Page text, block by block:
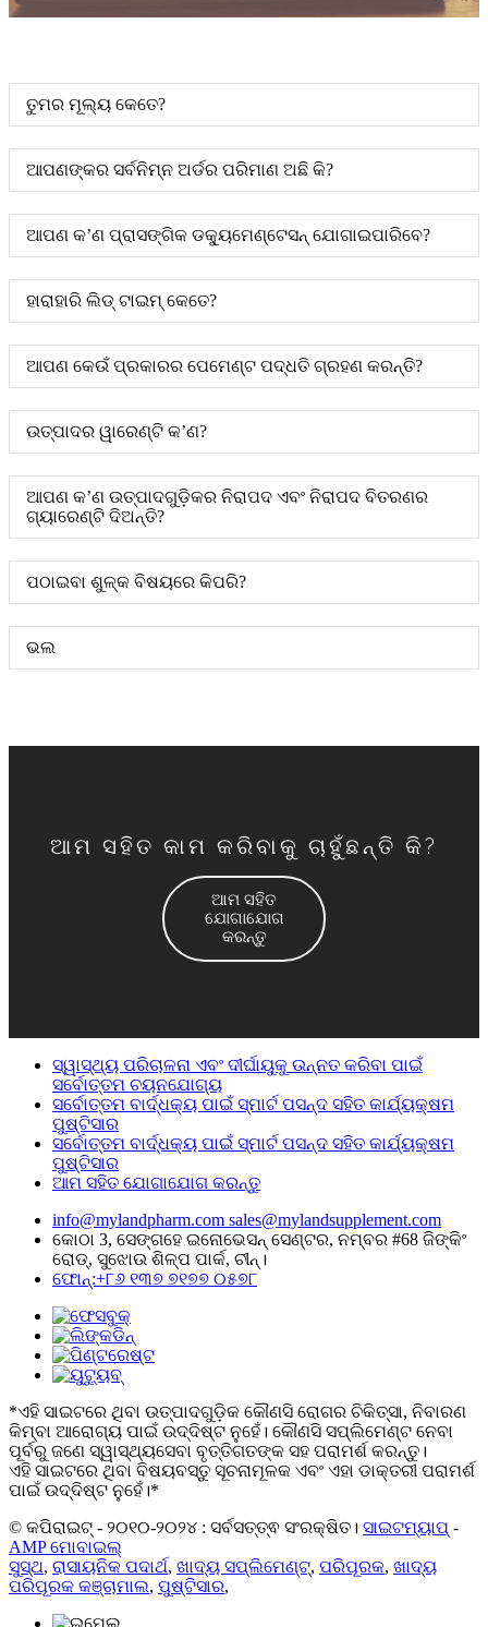
ତୁମର ମୂଲ୍ୟ କେତେ?
ଆପଣଙ୍କର ସର୍ବନିମ୍ନ ଅର୍ଡର ପରିମାଣ ଅଛି କି?
ଆପଣ କ’ଣ ପ୍ରାସଙ୍ଗିକ ଡକ୍ୟୁମେଣ୍ଟେସନ୍ ଯୋଗାଇପାରିବେ?
ହାରାହାରି ଲିଡ୍ ଟାଇମ୍ କେତେ?
ଆପଣ କେଉଁ ପ୍ରକାରର ପେମେଣ୍ଟ ପଦ୍ଧତି ଗ୍ରହଣ କରନ୍ତି?
ଉତ୍ପାଦର ୱାରେଣ୍ଟି କ’ଣ?
ଆପଣ କ’ଣ ଉତ୍ପାଦଗୁଡ଼ିକର ନିରାପଦ ଏବଂ ନିରାପଦ ବିତରଣର
ଗ୍ୟାରେଣ୍ଟି ଦିଅନ୍ତି?
ପଠାଇବା ଶୁଳ୍କ ବିଷୟରେ କିପରି?
ଭଲ
ଆମ ସହିତ କାମ କରିବାକୁ ଚାହୁଁଛନ୍ତି କି?
ଆମ ସହିତ
ଯୋଗାଯୋଗ
କରନ୍ତୁ
ସ୍ୱାସ୍ଥ୍ୟ ପରିଚାଳନା ଏବଂ ଦୀର୍ଘାୟୁକୁ ଉନ୍ନତ କରିବା ପାଇଁ
ସର୍ବୋତ୍ତମ ଚୟନଯୋଗ୍ୟ
ସର୍ବୋତ୍ତମ ବାର୍ଦ୍ଧକ୍ୟ ପାଇଁ ସ୍ମାର୍ଟ ପସନ୍ଦ ସହିତ କାର୍ଯ୍ୟକ୍ଷମ
ପୁଷ୍ଟିସାର
ସର୍ବୋତ୍ତମ ବାର୍ଦ୍ଧକ୍ୟ ପାଇଁ ସ୍ମାର୍ଟ ପସନ୍ଦ ସହିତ କାର୍ଯ୍ୟକ୍ଷମ
ପୁଷ୍ଟିସାର
ଆମ ସହିତ ଯୋଗାଯୋଗ କରନ୍ତୁ
info@mylandpharm.com sales@mylandsupplement.com
କୋଠା 3, ସେଙ୍ଗହେ ଇନୋଭେସନ୍ ସେଣ୍ଟର, ନମ୍ବର #68 ଜିଙ୍କିଂ
ରୋଡ୍, ସୁଝୋଉ ଶିଳ୍ପ ପାର୍କ, ଚୀନ୍।
ଫୋନ୍:+୮୬ ୧୩୭ ୭୧୭୭ ୦୫୭୮
*ଏହି ସାଇଟରେ ଥିବା ଉତ୍ପାଦଗୁଡ଼ିକ କୌଣସି ରୋଗର ଚିକିତ୍ସା, ନିବାରଣ
କିମ୍ବା ଆରୋଗ୍ୟ ପାଇଁ ଉଦ୍ଦିଷ୍ଟ ନୁହେଁ। କୌଣସି ସପ୍ଲିମେଣ୍ଟ ନେବା
ପୂର୍ବରୁ ଜଣେ ସ୍ୱାସ୍ଥ୍ୟସେବା ବୃତ୍ତିଗତଙ୍କ ସହ ପରାମର୍ଶ କରନ୍ତୁ।
ଏହି ସାଇଟରେ ଥିବା ବିଷୟବସ୍ତୁ ସୂଚନାମୂଳକ ଏବଂ ଏହା ଡାକ୍ତରୀ ପରାମର୍ଶ
ପାଇଁ ଉଦ୍ଦିଷ୍ଟ ନୁହେଁ।*
© କପିରାଇଟ୍ - ୨୦୧୦-୨୦୨୪ : ସର୍ବସତ୍ତ୍ଵ ସଂରକ୍ଷିତ। ସାଇଟମ୍ୟାପ୍ -
AMP ମୋବାଇଲ୍
ସୁସ୍ଥ, ରାସାୟନିକ ପଦାର୍ଥ, ଖାଦ୍ୟ ସପ୍ଲିମେଣ୍ଟ୍, ପରିପୂରକ, ଖାଦ୍ୟ
ପରିପୂରକ କଞ୍ଚାମାଲ, ପୁଷ୍ଟିସାର,